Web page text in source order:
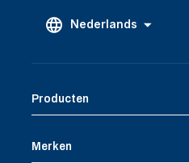
Nederlands
Producten
Merken